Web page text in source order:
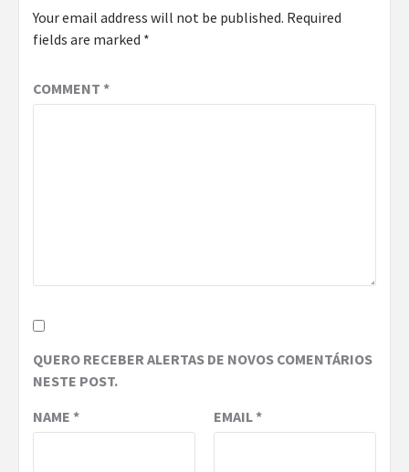
Your email address will not be published. Required
fields are marked *
COMMENT *
QUERO RECEBER ALERTAS DE NOVOS COMENTÁRIOS
NESTE POST.
NAME * EMAIL*